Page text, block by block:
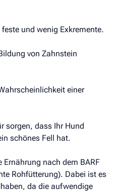
und wenig Exkremente.
von Zahnstein
einer
sorgen, dass Ihr Hund
schönes Fell hat.
Ernährung nach dem BARF
Rohfütterung). Dabei ist es
da die aufwendige